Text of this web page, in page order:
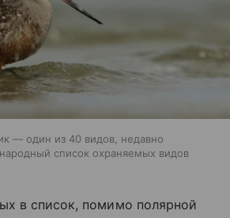
— один из 40 видов, недавно
список охраняемых видов
в список, помимо полярной